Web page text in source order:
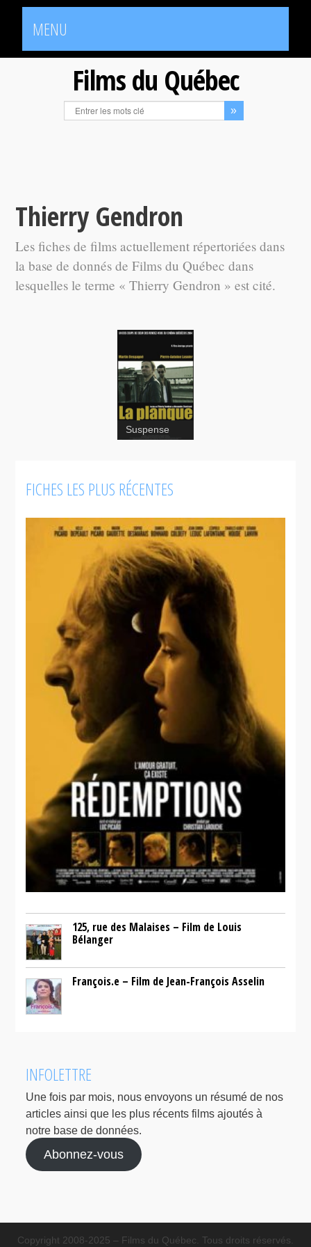
MENU
Films du Québec
Thierry Gendron
Les fiches de films actuellement répertoriées dans
la base de donnés de Films du Québec dans
lesquelles le terme « Thierry Gendron » est cité.
Suspense
FICHES LES PLUS RÉCENTES
125, rue des Malaises – Film de Louis
Bélanger
François.e – Film de Jean-François Asselin
INFOLETTRE
Une fois par mois, nous envoyons un résumé de nos
articles ainsi que les plus récents films ajoutés à
notre base de données.
Abonnez-vous
Copyright 2008-2025 – Films du Québec. Tous droits réservés.